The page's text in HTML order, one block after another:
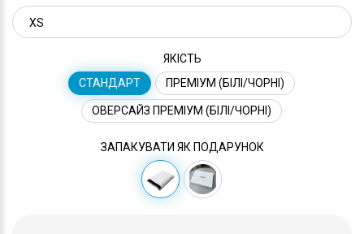
ЯКІСТЬ
СТАНДАРТ
ПРЕМІУМ (БІЛІ/ЧОРНІ)
ОВЕРСАЙЗ ПРЕМІУМ (БІЛІ/ЧОРНІ)
ЗАПАКУВАТИ ЯК ПОДАРУНОК